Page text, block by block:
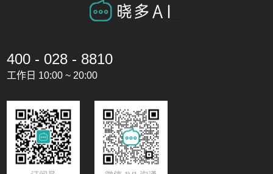
400 - 028 - 8810
工作日 10:00 ~ 20:00